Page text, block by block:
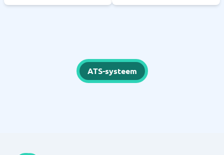
ATS-systeem